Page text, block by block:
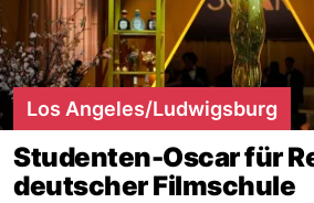
Los Angeles/Ludwigsburg
Studenten-Oscar für
deutscher Filmschule